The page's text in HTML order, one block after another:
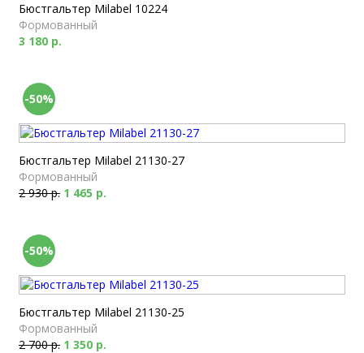
Бюстгальтер Milabel 10224
Формованный
3 180 р.
-50%
Бюстгальтер Milabel 21130-27
Формованный
2 930 р. 1 465 р.
-50%
Бюстгальтер Milabel 21130-25
Формованный
2 700 р. 1 350 р.